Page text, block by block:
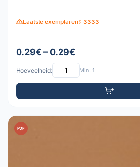
Laatste exemplaren!: 3333
0.29€ – 0.29€
Hoeveelheid: Min: 1
PDF